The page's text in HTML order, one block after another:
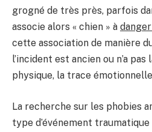
grogné de très près, parfois
associe alors « chien » à
cette association de manière
l’incident est ancien ou n’a
physique, la trace
La recherche sur les phobies
type d’événement